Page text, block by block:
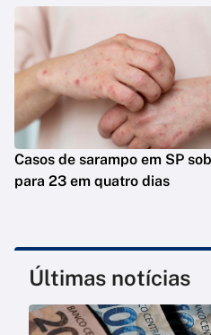
Casos de sarampo em SP
para 23 em quatro dias
Últimas notícias